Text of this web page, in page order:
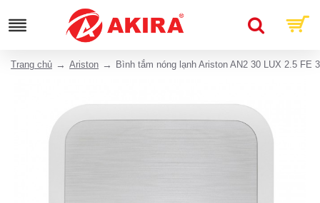
Trang chủ Ariston Bình tắm nóng lạnh Ariston AN2 30 LUX 2.5 FE